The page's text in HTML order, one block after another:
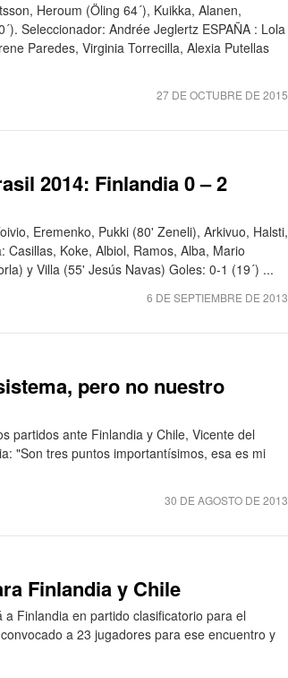
Heroum (Öling 64´), Kuikka, Alanen,
Seleccionador: Andrée Jeglertz ESPAÑA : Lola
Paredes, Virginia Torrecilla, Alexia Putellas
27 DE OCTUBRE DE 2015
2014: Finlandia 0 – 2
Eremenko, Pukki (80' Zeneli), Arkivuo, Halsti,
Koke, Albiol, Ramos, Alba, Mario
y Villa (55' Jesús Navas) Goles: 0-1 (19´) ...
6 DE SEPTIEMBRE DE 2013
pero no nuestro
partidos ante Finlandia y Chile, Vicente del
"Son tres puntos importantísimos, esa es mi
30 DE AGOSTO DE 2013
Finlandia y Chile
Finlandia en partido clasificatorio para el
a 23 jugadores para ese encuentro y